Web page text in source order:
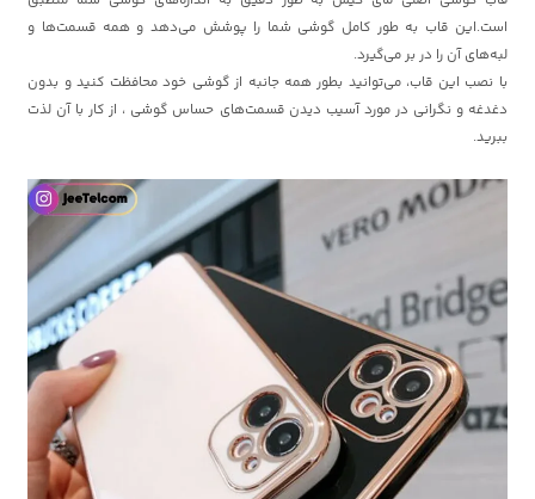
است.این قاب به طور کامل گوشی شما را پوشش می‌دهد و همه قسمت‌ها و
لبه‌های آن را در بر می‌گیرد.
با نصب این قاب، می‌توانید بطور همه جانبه از گوشی خود محافظت کنید و بدون
دغدغه و نگرانی در مورد آسیب دیدن قسمت‌های حساس گوشی ، از کار با آن لذت
ببرید.